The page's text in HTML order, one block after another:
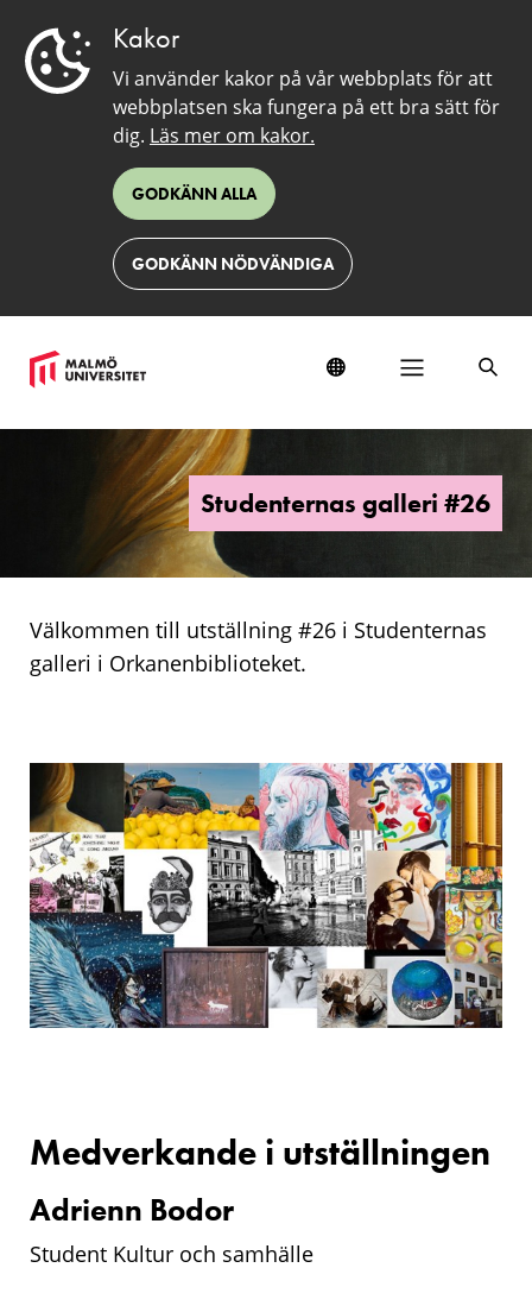
Kakor
Vi använder kakor på vår webbplats för att
webbplatsen ska fungera på ett bra sätt för
dig. Läs mer om kakor.
GODKÄNN ALLA
GODKÄNN NÖDVÄNDIGA
Studenternas
Studenternas galleri #26
Välkommen till utställning #26 i Studenternas
galleri i Orkanenbiblioteket.
Collage
Medverkande i utställningen
Adrienn Bodor
Student Kultur och samhälle